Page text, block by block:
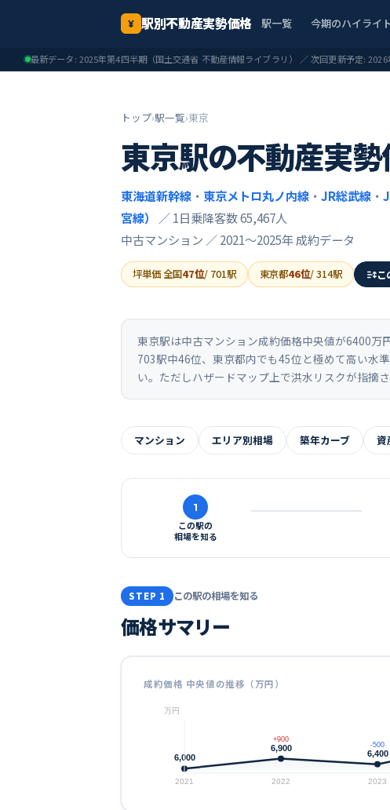
¥ 駅別不動産実勢価格 駅一覧 今期のハイライト
最新データ: 2025年第4四半期（国土交通省 不動産情報ライブラリ） ／ 次回更新予定:2026
トップ›駅一覧›東京
東京駅の不動産実勢
東海道新幹線 ・ 東京メトロ丸ノ内線 ・ JR総武線 ・
宮線）
／ 1日乗降客数 65,467人
中古マンション ／2021〜2025年成約データ
坪単価 全国47位/ 701駅 東京都46位/314駅 こ
東京駅は中古マンション成約価格中央値が6400
703駅中46位、東京都内でも45位と極めて高い水
い。ただしハザードマップ上で洪水リスクが指摘
マンション エリア別相場 築年カーブ 資
1
この駅の
相場を知る
STEP 1 この駅の相場を知る
価格サマリー
成約価格 中央値の推移（万円）
万円
6,000
2021
6,900
+900
2022
6,400
-500
2023